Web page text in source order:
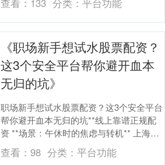
查看： 133 分类： 平台功能
《职场新手想试水股票配资？
这3个安全平台帮你避开血本
无归的坑》
职场新手想试水股票配资？这3个安全平台
帮你避开血本无归的坑**线上靠谱正规配
资 **场景：午休时的焦虑与转机** 上海某
互联网公司茶水间，25岁的产品助理林晓
正....
查看：98 分类： 平台功能
1134.24 +11.37 +1.01%